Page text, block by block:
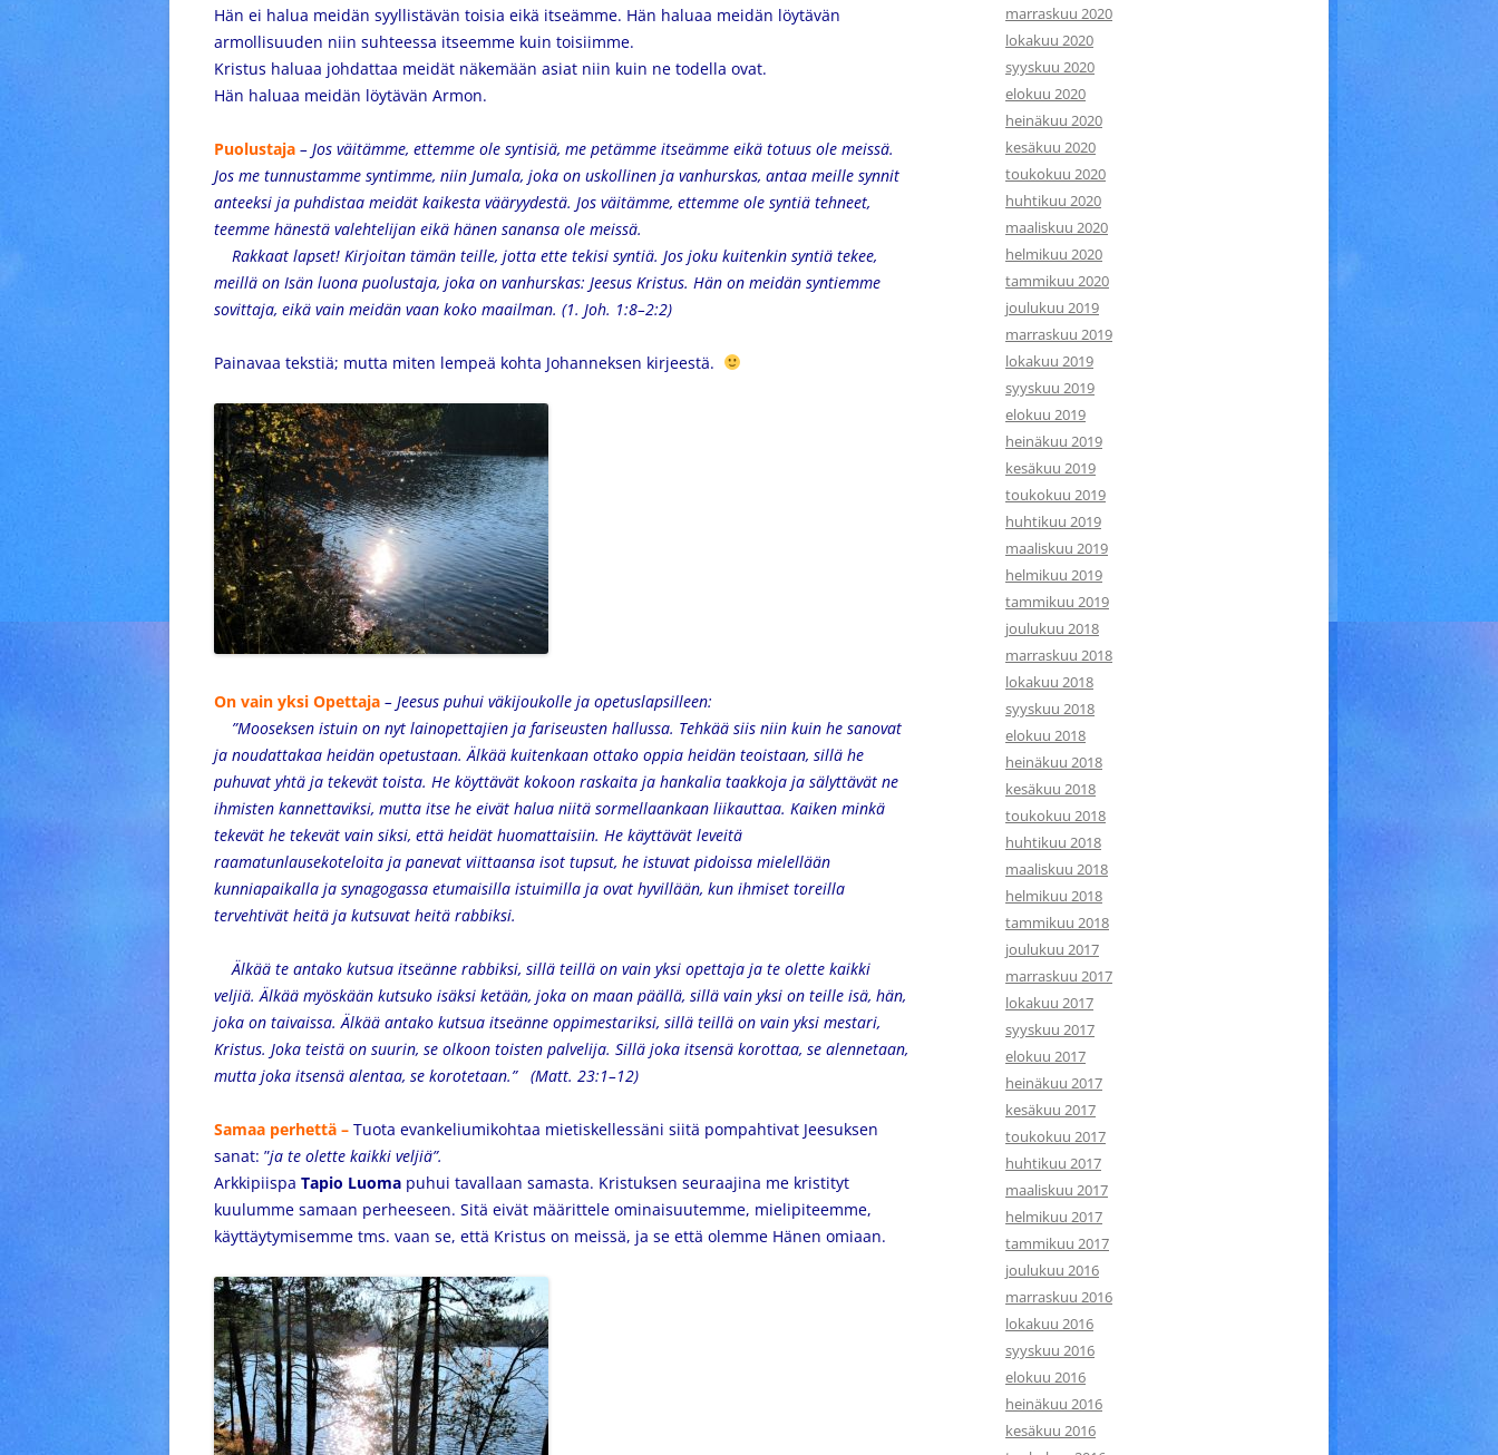
Hän ei halua meidän syyllistävän toisia eikä itseämme. Hän haluaa meidän löytävän
armollisuuden niin suhteessa itseemme kuin toisiimme.
Kristus haluaa johdattaa meidät näkemään asiat niin kuin ne todella ovat.
Hän haluaa meidän löytävän Armon.
Puolustaja – Jos väitämme, ettemme ole syntisiä, me petämme itseämme eikä totuus ole meissä.
Jos me tunnustamme syntimme, niin Jumala, joka on uskollinen ja vanhurskas, antaa meille synnit
anteeksi ja puhdistaa meidät kaikesta vääryydestä. Jos väitämme, ettemme ole syntiä tehneet,
teemme hänestä valehtelijan eikä hänen sanansa ole meissä.
Rakkaat lapset! Kirjoitan tämän teille, jotta ette tekisi syntiä. Jos joku kuitenkin syntiä tekee,
meillä on Isän luona puolustaja, joka on vanhurskas: Jeesus Kristus. Hän on meidän syntiemme
sovittaja, eikä vain meidän vaan koko maailman. (1. Joh. 1:8–2:2)
Painavaa tekstiä; mutta miten lempeä kohta Johanneksen kirjeestä.
On vain yksi Opettaja – Jeesus puhui väkijoukolle ja opetuslapsilleen:
”Mooseksen istuin on nyt lainopettajien ja fariseusten hallussa. Tehkää siis niin kuin he sanovat
ja noudattakaa heidän opetustaan. Älkää kuitenkaan ottako oppia heidän teoistaan, sillä he
puhuvat yhtä ja tekevät toista. He köyttävät kokoon raskaita ja hankalia taakkoja ja sälyttävät ne
ihmisten kannettaviksi, mutta itse he eivät halua niitä sormellaankaan liikauttaa. Kaiken minkä
tekevät he tekevät vain siksi, että heidät huomattaisiin. He käyttävät leveitä
raamatunlausekoteloita ja panevat viittaansa isot tupsut, he istuvat pidoissa mielellään
kunniapaikalla ja synagogassa etumaisilla istuimilla ja ovat hyvillään, kun ihmiset toreilla
tervehtivät heitä ja kutsuvat heitä rabbiksi.
Älkää te antako kutsua itseänne rabbiksi, sillä teillä on vain yksi opettaja ja te olette kaikki
veljiä. Älkää myöskään kutsuko isäksi ketään, joka on maan päällä, sillä vain yksi on teille isä, hän,
joka on taivaissa. Älkää antako kutsua itseänne oppimestariksi, sillä teillä on vain yksi mestari,
Kristus. Joka teistä on suurin, se olkoon toisten palvelija. Sillä joka itsensä korottaa, se alennetaan,
mutta joka itsensä alentaa, se korotetaan.” (Matt. 23:1–12)
Samaa perhettä – Tuota evankeliumikohtaa mietiskellessäni siitä pompahtivat Jeesuksen
sanat: ”ja te olette kaikki veljiä”.
Arkkipiispa Tapio Luoma puhui tavallaan samasta. Kristuksen seuraajina me kristityt
kuulumme samaan perheeseen. Sitä eivät määrittele ominaisuutemme, mielipiteemme,
käyttäytymisemme tms. vaan se, että Kristus on meissä, ja se että olemme Hänen omiaan.
marraskuu 2020
lokakuu 2020
syyskuu 2020
elokuu 2020
heinäkuu 2020
kesäkuu 2020
toukokuu 2020
huhtikuu 2020
maaliskuu 2020
helmikuu 2020
tammikuu 2020
joulukuu 2019
marraskuu 2019
lokakuu 2019
syyskuu 2019
elokuu 2019
heinäkuu 2019
kesäkuu 2019
toukokuu 2019
huhtikuu 2019
maaliskuu 2019
helmikuu 2019
tammikuu 2019
joulukuu 2018
marraskuu 2018
lokakuu 2018
syyskuu 2018
elokuu 2018
heinäkuu 2018
kesäkuu 2018
toukokuu 2018
huhtikuu 2018
maaliskuu 2018
helmikuu 2018
tammikuu 2018
joulukuu 2017
marraskuu 2017
lokakuu 2017
syyskuu 2017
elokuu 2017
heinäkuu 2017
kesäkuu 2017
toukokuu 2017
huhtikuu 2017
maaliskuu 2017
helmikuu 2017
tammikuu 2017
joulukuu 2016
marraskuu 2016
lokakuu 2016
syyskuu 2016
elokuu 2016
heinäkuu 2016
kesäkuu 2016